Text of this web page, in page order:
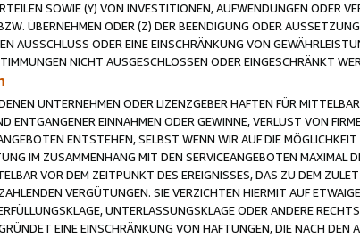
SOWIE (Y) VON INVESTITIONEN, AUFWENDUNGEN ODER
ÜBERNEHMEN ODER (Z) DER BEENDIGUNG ODER
AUSSCHLUSS ODER EINE EINSCHRÄNKUNG VON
NICHT AUSGESCHLOSSEN ODER EINGESCHRÄNKT
UNTERNEHMEN ODER LIZENZGEBER HAFTEN FÜR
ENTGANGENER EINNAHMEN ODER GEWINNE, VERLUST VON
ENTSTEHEN, SELBST WENN WIR AUF DIE
IM ZUSAMMENHANG MIT DEN SERVICEANGEBOTEN MAXIMAL
VOR DEM ZEITPUNKT DES EREIGNISSES, DAS ZU DEM
VERGÜTUNGEN. SIE VERZICHTEN HIERMIT AUF
UNTERLASSUNGSKLAGE ODER ANDERE
EINE EINSCHRÄNKUNG VON HAFTUNGEN, DIE NACH